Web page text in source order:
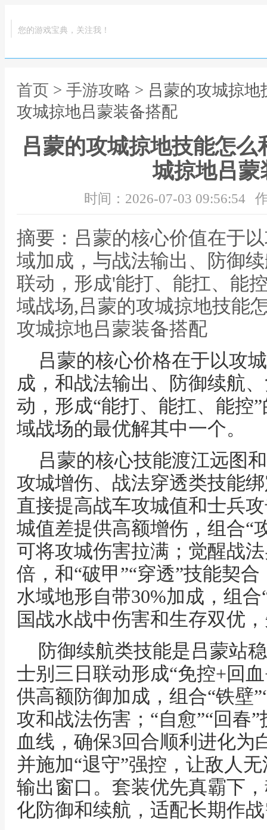
您的游戏宝典，关注我！
首页 > 手游攻略 > 吕蒙的攻城掠
攻城掠地吕蒙装备搭配
吕蒙的攻城掠地技能怎
城掠地吕蒙
时间：2026-07-03 09:56:54
摘要：吕蒙的核心价值在于
域加成，与战法输出、防御
联动，形成'能打、能扛、能
域战场,吕蒙的攻城掠地技能
攻城掠地吕蒙装备搭配
吕蒙的核心价格在于以攻
成，和战法输出、防御续航
动，形成“能打、能扛、能控
域战场的最优解其中一个。
吕蒙的核心技能渡江远图
攻城增伤、战法穿透类技能
直接提高战车攻城值和士兵
城值差提供高额增伤，组合“
可将攻城伤害拉满；觉醒战
倍，和“破甲”“穿透”技能契
水域地形自带30%加成，组
国战水战中伤害和生存双优
防御续航类技能是吕蒙站
士别三日联动形成“免控+回
供高额防御加成，组合“铁壁
攻和战法伤害；“自愈”“回春
血线，确保3回合顺利进化为
并施加“退守”强控，让敌人
输出窗口。套装优先真霸下
化防御和续航，适配长期作